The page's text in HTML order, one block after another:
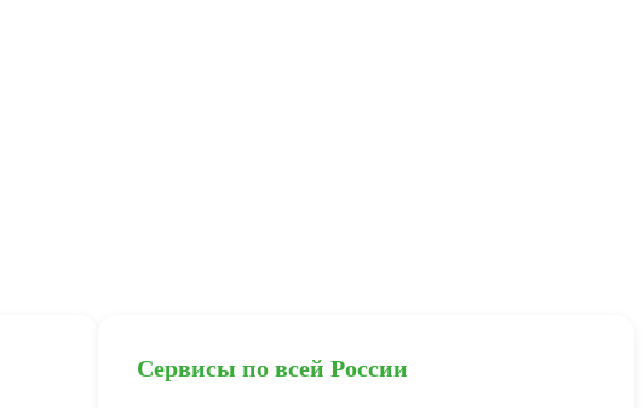
Сервисы по всей России